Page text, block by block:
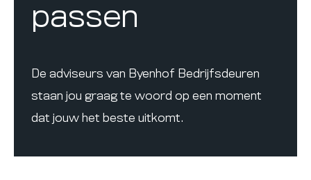
passen
De adviseurs van Byenhof Bedrijfsdeuren
staan jou graag te woord op een moment
dat jouw het beste uitkomt.